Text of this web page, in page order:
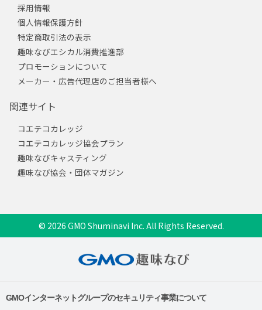
採用情報
個人情報保護方針
特定商取引法の表示
趣味なびエシカル消費推進部
プロモーションについて
メーカー・広告代理店のご担当者様へ
関連サイト
コエテコカレッジ
コエテコカレッジ協会プラン
趣味なびキャスティング
趣味なび協会・団体マガジン
© 2026 GMO Shuminavi Inc. All Rights Reserved.